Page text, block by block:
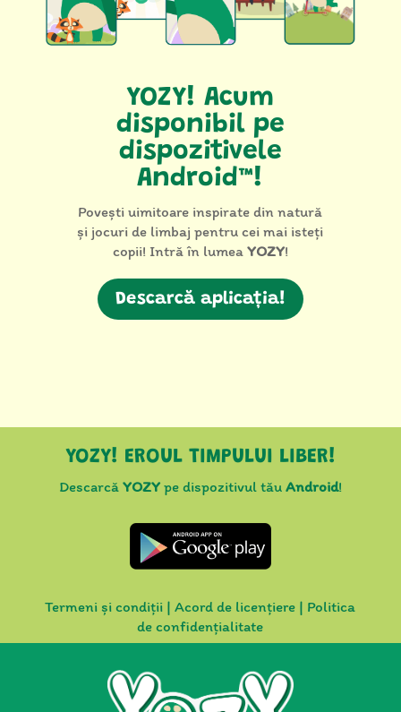
YOZY! Acum
disponibil pe
dispozitivele
Android™!
Povești uimitoare inspirate din natură
și jocuri de limbaj pentru cei mai isteți
copii! Intră în lumea YOZY!
Descarcă aplicația!
YOZY! EROUL TIMPULUI LIBER!
Descarcă YOZYpe dispozitivul tău Android!
Termeni și condiții |Acord de licențiere | Politica
de confidențialitate